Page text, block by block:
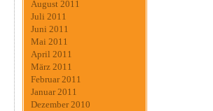
August 2011
Juli 2011
Juni 2011
Mai 2011
April 2011
März 2011
Februar 2011
Januar 2011
Dezember 2010